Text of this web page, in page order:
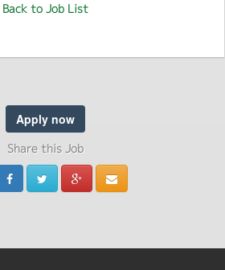
Back to Job List
Apply now
Share this Job